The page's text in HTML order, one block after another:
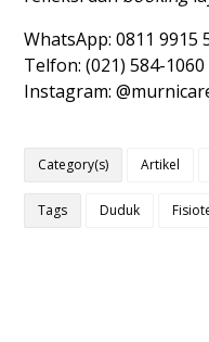
WhatsApp: 0811 9915
Telfon: (021) 584-1060
Instagram:
Category(s) Artikel
Tags Duduk